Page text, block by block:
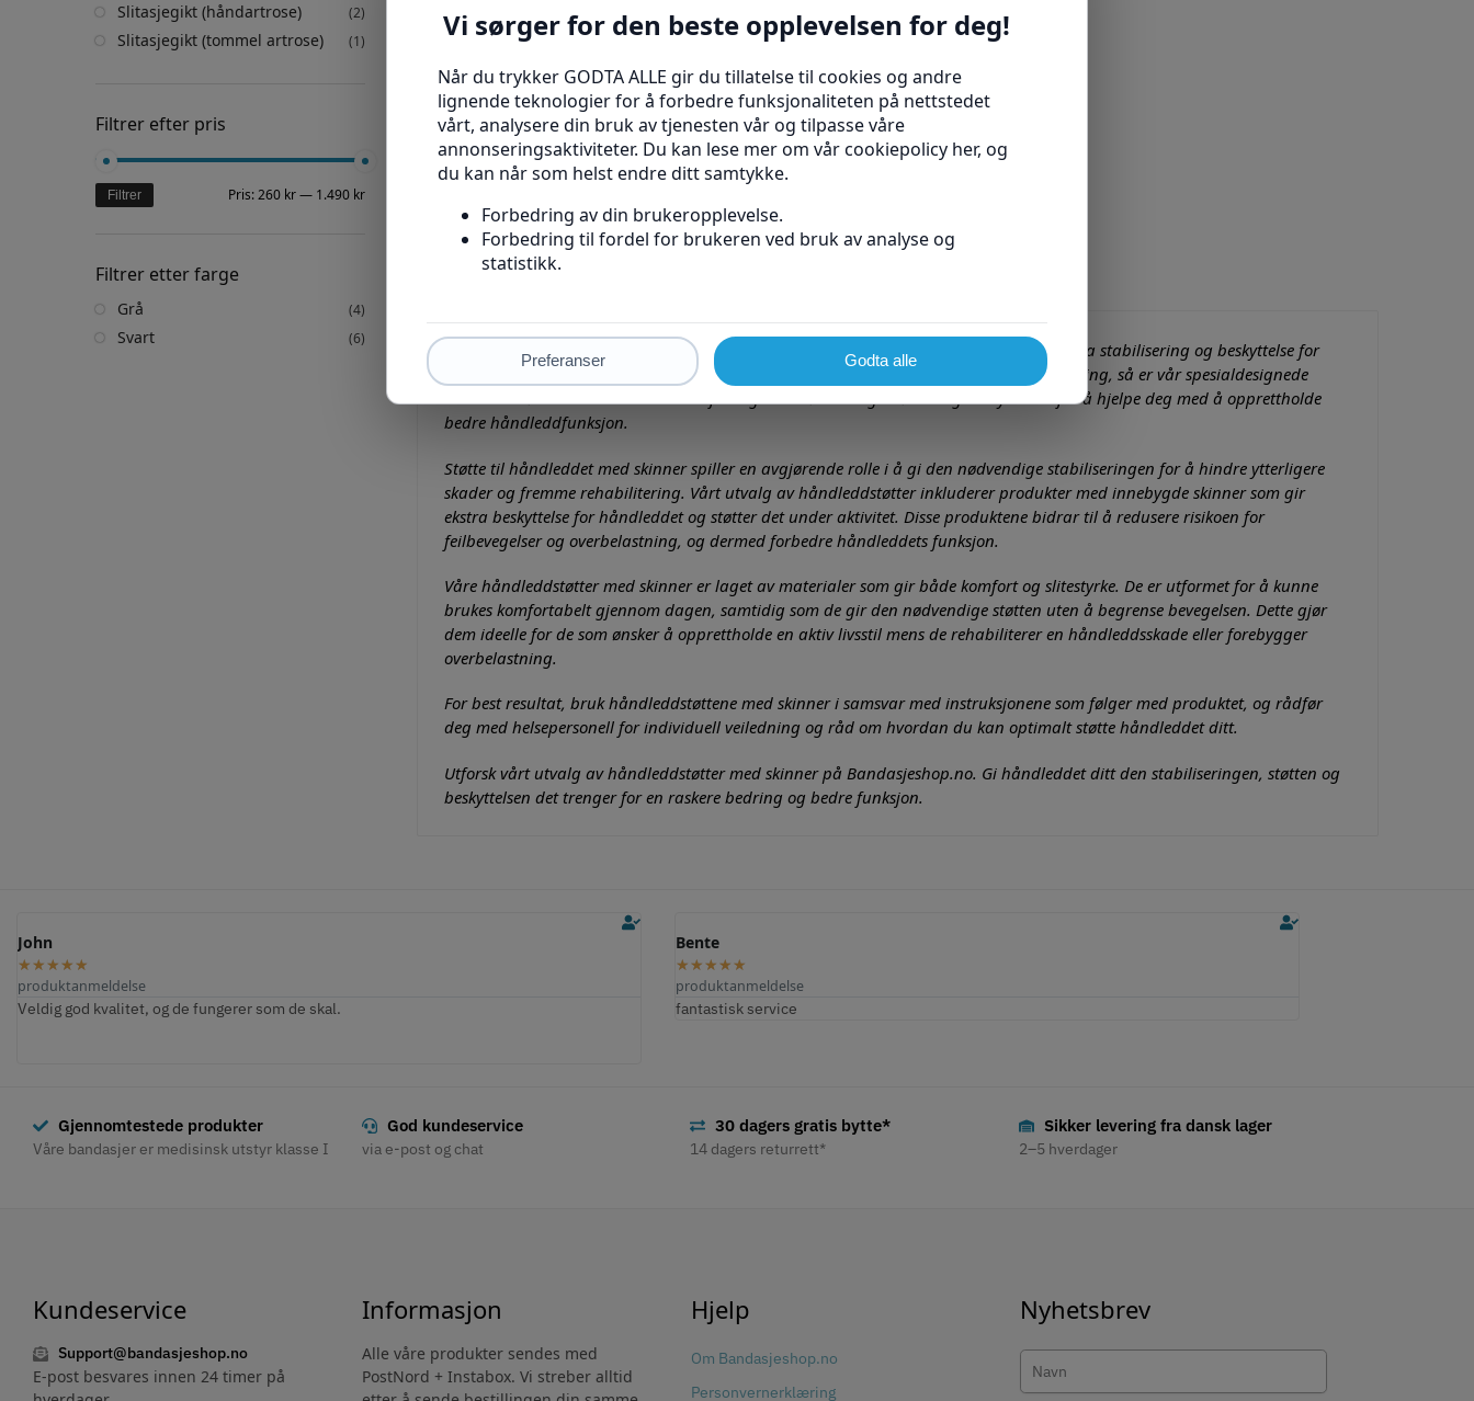
ORTHOTEH
Håndleddstøtte med skinne |
549 kr
Se produkt
Viser alle 10 resultater
Velkommen til Bandasjeshop.no, din kilde for håndleddstøtter med skinner som gir ekstra stabilisering og beskyttelse for
håndleddet. Enten du har opplevd en akutt håndleddsskade eller sliter med overbelastning, så er vår spesialdesignede
håndleddstøtte med skinner utviklet for å gi den nødvendige støtten og beskyttelsen for å hjelpe deg med å opprettholde
bedre håndleddfunksjon.
Støtte til håndleddet med skinner spiller en avgjørende rolle i å gi den nødvendige stabiliseringen for å hindre ytterligere
skader og fremme rehabilitering. Vårt utvalg av håndleddstøtter inkluderer produkter med innebygde skinner som gir
ekstra beskyttelse for håndleddet og støtter det under aktivitet. Disse produktene bidrar til å redusere risikoen for
feilbevegelser og overbelastning, og dermed forbedre håndleddets funksjon.
Våre håndleddstøtter med skinner er laget av materialer som gir både komfort og slitestyrke. De er utformet for å kunne
brukes komfortabelt gjennom dagen, samtidig som de gir den nødvendige støtten uten å begrense bevegelsen. Dette gjør
dem ideelle for de som ønsker å opprettholde en aktiv livsstil mens de rehabiliterer en håndleddsskade eller forebygger
overbelastning.
For best resultat, bruk håndleddstøttene med skinner i samsvar med instruksjonene som følger med produktet, og rådfør
deg med helsepersonell for individuell veiledning og råd om hvordan du kan optimalt støtte håndleddet ditt.
Utforsk vårt utvalg av håndleddstøtter med skinner på Bandasjeshop.no. Gi håndleddet ditt den stabiliseringen, støtten og
beskyttelsen det trenger for en raskere bedring og bedre funksjon.
Slitasjegikt (håndartrose) (2)
Slitasjegikt (tommel artrose) (1)
Filtrer efter pris
Filtrer Pris:260 kr— 1.490 kr
Filtrer etter farge
Grå (4)
Svart (6)
Henrik P.
★★★★★
produktanmeldelse
Behagelig og effektiv. Etter bare én dags bruk, følte jeg lindring av mitt ømme håndledd.
Jose L.
★ ★ ★ ★
produktanmeldelse
Svært fornøyd med den raske forsendelsen, ordrebehandling, prisen, deres nettside og
Bente
★★★
produktanmeldelse
fantastisk service
Ole M.
★★★★★
produktanmeldelse
Fungerer perfekt
Gjennomtestede produkter
Våre bandasjer er medisinsk utstyr klasse I
God kundeservice
via e-post og chat
30 dagers gratis bytte*
14 dagers returrett*
Sikker levering fra dansk lager
2–5 hverdager
Kundeservice
Support@bandasjeshop.no
E-post besvares innen 24 timer på
Informasjon
Alle våre produkter sendes med
PostNord + Instabox. Vi streber alltid
Hjelp
Om Bandasjeshop.no
Personvernerklæring
Nyhetsbrev